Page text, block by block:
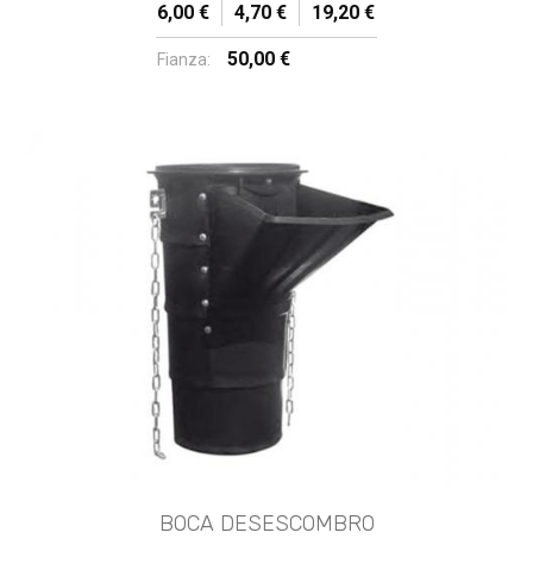
6,00 € 4,70 € 19,20 €
Fianza: 50,00 €
BOCA DESESCOMBRO